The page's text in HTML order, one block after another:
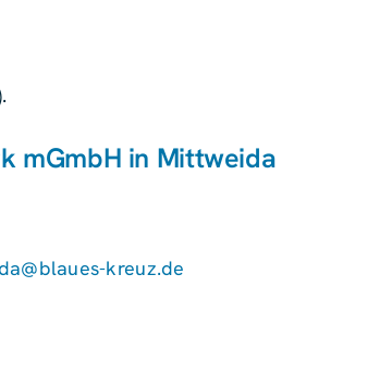
mGmbH in Mittweida
kreuz.de